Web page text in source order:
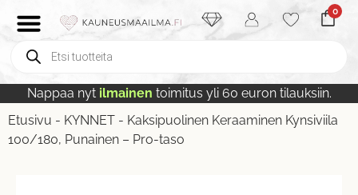
0
Nappaa nyt ilmainen toimitus yli 60 euron tilauksiin.
Etusivu - KYNNET - Kaksipuolinen Keraaminen Kynsiviila
100/180, Punainen – Pro-taso